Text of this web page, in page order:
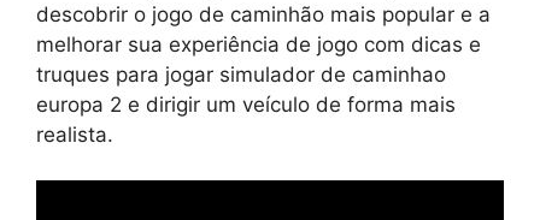
descobrir o jogo de caminhão mais popular e a
melhorar sua experiência de jogo com dicas e
truques para jogar simulador de caminhao
europa 2 e dirigir um veículo de forma mais
realista.